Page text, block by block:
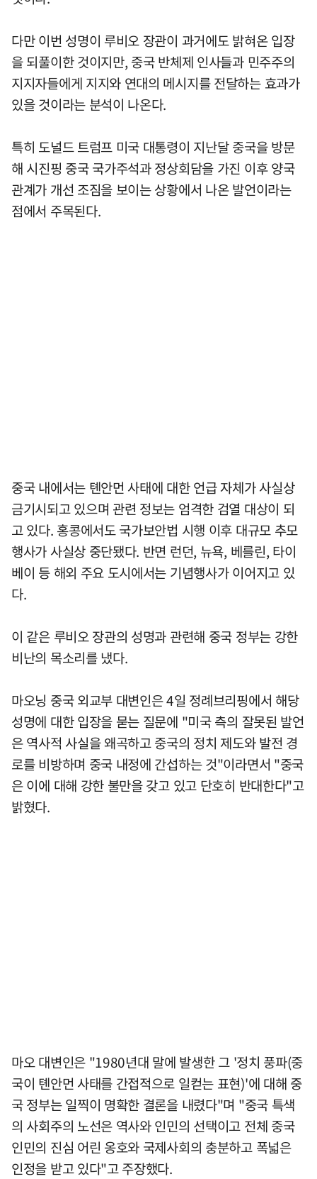
다만 이번 성명이 루비오 장관이 과거에도 밝혀온 입장
을 되풀이한 것이지만, 중국 반체제 인사들과 민주주의
지지자들에게 지지와 연대의 메시지를 전달하는 효과가
있을 것이라는 분석이 나온다.
특히 도널드 트럼프 미국 대통령이 지난달 중국을 방문
해 시진핑 중국 국가주석과 정상회담을 가진 이후 양국
관계가 개선 조짐을 보이는 상황에서 나온 발언이라는
점에서 주목된다.
중국 내에서는 톈안먼 사태에 대한 언급 자체가 사실상
금기시되고 있으며 관련 정보는 엄격한 검열 대상이 되
고 있다. 홍콩에서도 국가보안법 시행 이후 대규모 추모
행사가 사실상 중단됐다. 반면 런던, 뉴욕, 베를린, 타이
베이 등 해외 주요 도시에서는 기념행사가 이어지고 있
다.
이 같은 루비오 장관의 성명과 관련해 중국 정부는 강한
비난의 목소리를 냈다.
마오닝 중국 외교부 대변인은 4일 정례브리핑에서 해당
성명에 대한 입장을 묻는 질문에 "미국 측의 잘못된 발언
은 역사적 사실을 왜곡하고 중국의 정치 제도와 발전 경
로를 비방하며 중국 내정에 간섭하는 것"이라면서 "중국
은 이에 대해 강한 불만을 갖고 있고 단호히 반대한다"고
밝혔다.
마오 대변인은 "1980년대 말에 발생한 그 '정치 풍파(중
국이 톈안먼 사태를 간접적으로 일컫는 표현)'에 대해 중
국 정부는 일찍이 명확한 결론을 내렸다"며 "중국 특색
의 사회주의 노선은 역사와 인민의 선택이고 전체 중국
인민의 진심 어린 옹호와 국제사회의 충분하고 폭넓은
인정을 받고 있다"고 주장했다.